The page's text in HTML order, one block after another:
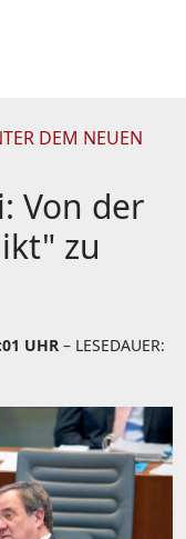
DEM NEUEN
Von der
zu
UHR – LESEDAUER: